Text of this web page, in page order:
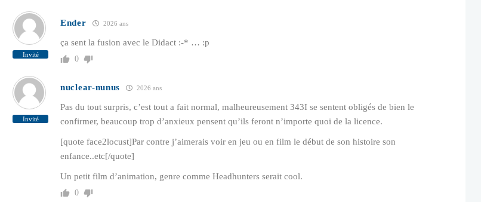
Invité
Ender 2026 ans
ça sent la fusion avec le Didact :-* … :p
0
Invité
nuclear-nunus 2026 ans
Pas du tout surpris, c’est tout a fait normal, malheureusement 343I se sentent obligés de bien le
confirmer, beaucoup trop d’anxieux pensent qu’ils feront n’importe quoi de la licence.
[quote face2locust]Par contre j’aimerais voir en jeu ou en film le début de son histoire son
enfance..etc[/quote]
Un petit film d’animation, genre comme Headhunters serait cool.
0